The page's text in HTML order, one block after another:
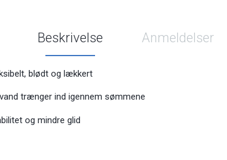
Beskrivelse Anmeldelser
blødt og lækkert
trænger ind igennem sømmene
og mindre glid